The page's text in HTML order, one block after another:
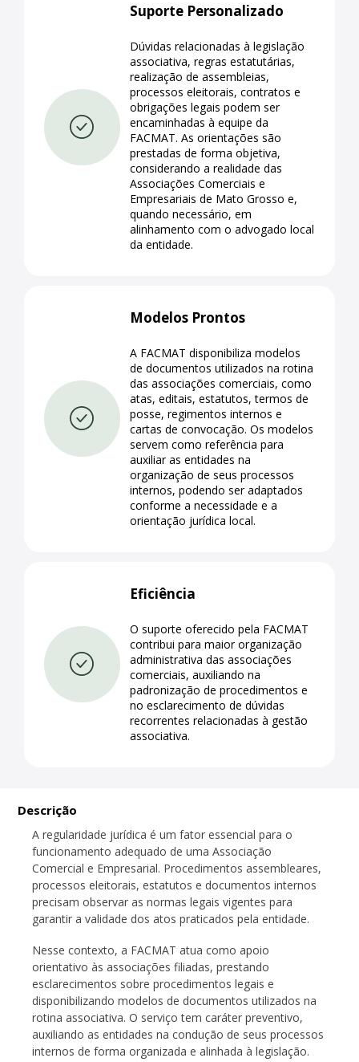
Suporte Personalizado
Dúvidas relacionadas à legislação
associativa, regras estatutárias,
realização de assembleias,
processos eleitorais, contratos e
obrigações legais podem ser
encaminhadas à equipe da
FACMAT. As orientações são
prestadas de forma objetiva,
considerando a realidade das
Associações Comerciais e
Empresariais de Mato Grosso e,
quando necessário, em
alinhamento com o advogado local
da entidade.
Modelos Prontos
A FACMAT disponibiliza modelos
de documentos utilizados na rotina
das associações comerciais, como
atas, editais, estatutos, termos de
posse, regimentos internos e
cartas de convocação. Os modelos
servem como referência para
auxiliar as entidades na
organização de seus processos
internos, podendo ser adaptados
conforme a necessidade e a
orientação jurídica local.
Eficiência
O suporte oferecido pela FACMAT
contribui para maior organização
administrativa das associações
comerciais, auxiliando na
padronização de procedimentos e
no esclarecimento de dúvidas
recorrentes relacionadas à gestão
associativa.
Descrição
A regularidade jurídica é um fator essencial para o
funcionamento adequado de uma Associação
Comercial e Empresarial. Procedimentos assembleares,
processos eleitorais, estatutos e documentos internos
precisam observar as normas legais vigentes para
garantir a validade dos atos praticados pela entidade.
Nesse contexto, a FACMAT atua como apoio
orientativo às associações filiadas, prestando
esclarecimentos sobre procedimentos legais e
disponibilizando modelos de documentos utilizados na
rotina associativa. O serviço tem caráter preventivo,
auxiliando as entidades na condução de seus processos
internos de forma organizada e alinhada à legislação.